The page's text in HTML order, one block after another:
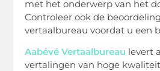
met het onderwerp van het
Controleer ook de
vertaalbureau voordat u een
Aabévé Vertaalbureau levert
vertalingen van hoge